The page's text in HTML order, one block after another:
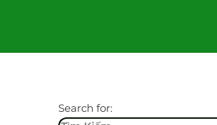
Search for: